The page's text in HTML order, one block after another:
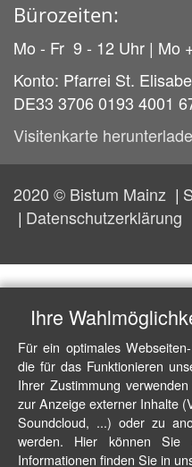
Bürozeiten:
Mo - Fr 9 - 12 Uhr | Mo
Konto: Pfarrei St.
DE33 3706 0193 4001
Visitenkarte
2020 © Bistum Mainz
Datenschutzerklärung
Ihre
Für ein optimales
die für das Funktionieren
Ihrer Zustimmung
zur Anzeige externer Inhalte
Soundcloud, ...) oder zu
werden. Hier können Sie
Informationen finden Sie in